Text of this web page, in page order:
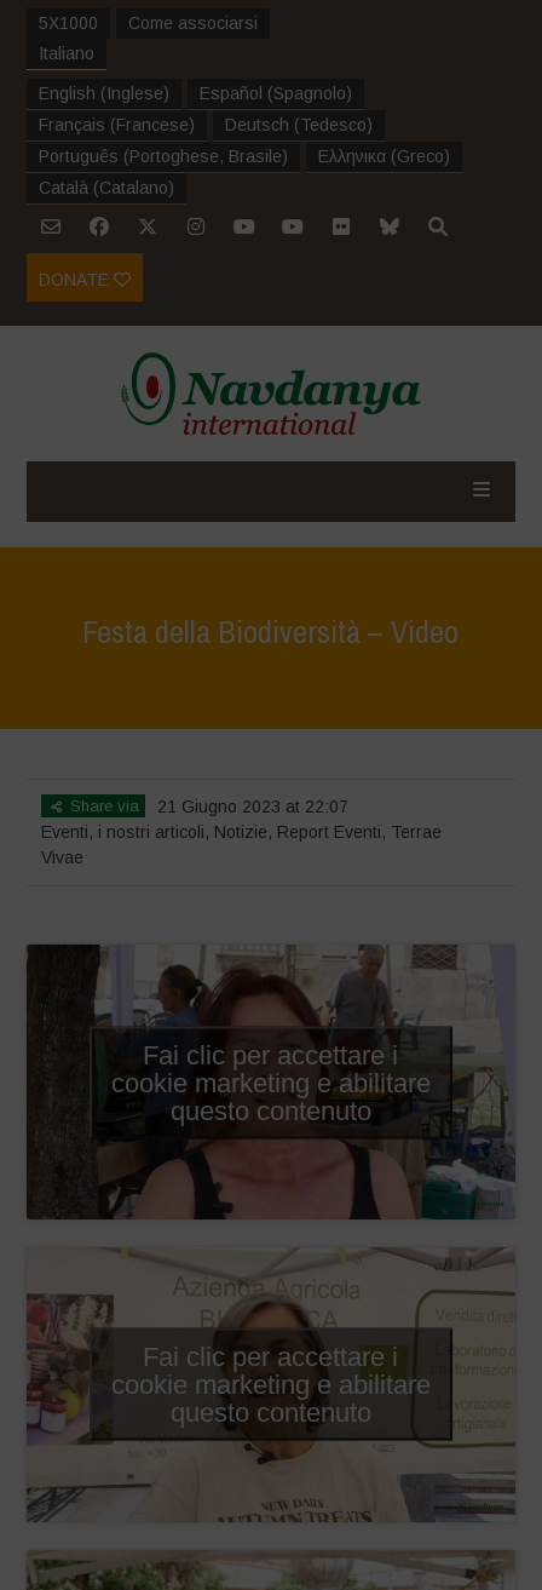
5X1000
Come associarsi
Italiano
English (Inglese) Español (Spagnolo)
Français (Francese) Deutsch (Tedesco)
Português (Portoghese, Brasile) Ελληνικα (Greco)
Català (Catalano)
DONATE
Festa della Biodiversità – Video
Share via
21 Giugno 2023 at 22:07
Eventi, i nostri articoli, Notizie, Report Eventi, Terrae
Vivae
Fai clic per accettare i
cookie marketing e abilitare
questo contenuto
Fai clic per accettare i
cookie marketing e abilitare
questo contenuto